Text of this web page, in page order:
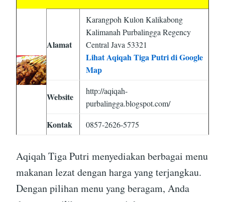
Alamat
Karangpoh Kulon Kalikabong
Kalimanah Purbalingga Regency
Central Java 53321
Lihat Aqiqah Tiga Putri di Google
Map
Website
http://aqiqah-
purbalingga.blogspot.com/
Kontak 0857-2626-5775
Aqiqah Tiga Putri menyediakan berbagai menu
makanan lezat dengan harga yang terjangkau.
Dengan pilihan menu yang beragam, Anda